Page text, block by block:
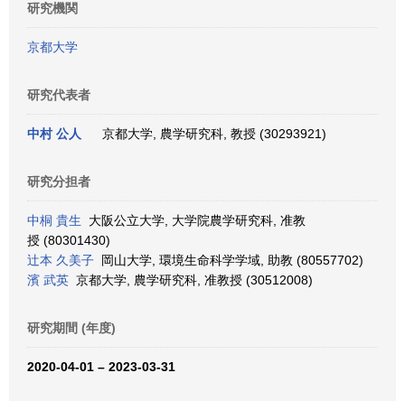
研究機関
京都大学
研究代表者
中村 公人 京都大学, 農学研究科, 教授 (30293921)
研究分担者
中桐 貴生 大阪公立大学, 大学院農学研究科, 准教
授 (80301430)
辻本 久美子 岡山大学, 環境生命科学学域, 助教 (80557702)
濱 武英 京都大学, 農学研究科, 准教授 (30512008)
研究期間 (年度)
2020-04-01 – 2023-03-31